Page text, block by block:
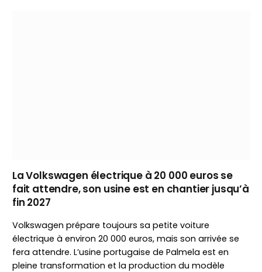
La Volkswagen électrique à 20 000 euros se
fait attendre, son usine est en chantier jusqu’à
fin 2027
Volkswagen prépare toujours sa petite voiture
électrique à environ 20 000 euros, mais son arrivée se
fera attendre. L’usine portugaise de Palmela est en
pleine transformation et la production du modèle